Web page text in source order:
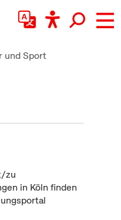
und Sport
zu
in Köln finden